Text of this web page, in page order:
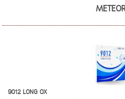
9012 LONG OX